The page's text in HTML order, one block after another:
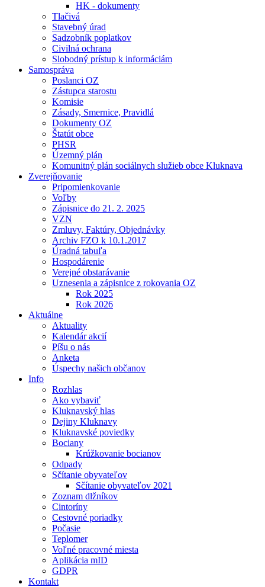
HK - dokumenty
Tlačivá
Stavebný úrad
Sadzobník poplatkov
Civilná ochrana
Slobodný prístup k informáciám
Samospráva
Poslanci OZ
Zástupca starostu
Komisie
Zásady, Smernice, Pravidlá
Dokumenty OZ
Štatút obce
PHSR
Územný plán
Komunitný plán sociálnych služieb obce Kluknava
Zverejňovanie
Pripomienkovanie
Voľby
Zápisnice do 21. 2. 2025
VZN
Zmluvy, Faktúry, Objednávky
Archiv FZO k 10.1.2017
Úradná tabuľa
Hospodárenie
Verejné obstarávanie
Uznesenia a zápisnice z rokovania OZ
Rok 2025
Rok 2026
Aktuálne
Aktuality
Kalendár akcií
Píšu o nás
Anketa
Úspechy našich občanov
Info
Rozhlas
Ako vybaviť
Kluknavský hlas
Dejiny Kluknavy
Kluknavské poviedky
Bociany
Krúžkovanie bocianov
Odpady
Sčítanie obyvateľov
Sčítanie obyvateľov 2021
Zoznam dlžníkov
Cintoríny
Cestovné poriadky
Počasie
Teplomer
Voľné pracovné miesta
Aplikácia mID
GDPR
Kontakt